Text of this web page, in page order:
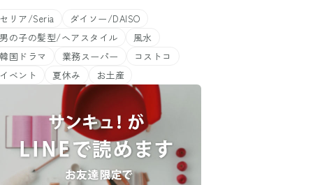
セリア/Seria
ダイソー/DAISO
男の子の髪型/ヘアスタイル
風水
韓国ドラマ
業務スーパー
コストコ
イベント
夏休み お土産